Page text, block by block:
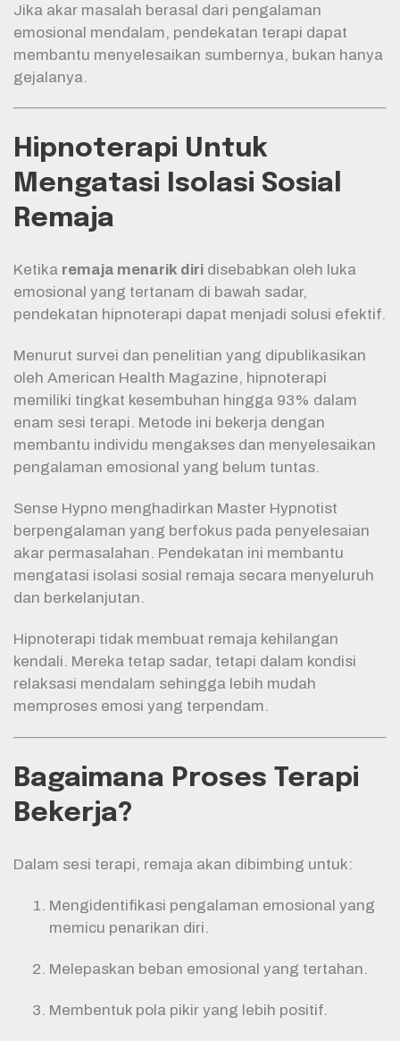
Jika akar masalah berasal dari pengalaman
emosional mendalam, pendekatan terapi dapat
membantu menyelesaikan sumbernya, bukan hanya
gejalanya.
Hipnoterapi Untuk
Mengatasi Isolasi Sosial
Remaja
Ketika remaja menarik diri disebabkan oleh luka
emosional yang tertanam di bawah sadar,
pendekatan hipnoterapi dapat menjadi solusi efektif.
Menurut survei dan penelitian yang dipublikasikan
oleh American Health Magazine, hipnoterapi
memiliki tingkat kesembuhan hingga 93% dalam
enam sesi terapi. Metode ini bekerja dengan
membantu individu mengakses dan menyelesaikan
pengalaman emosional yang belum tuntas.
Sense Hypno menghadirkan Master Hypnotist
berpengalaman yang berfokus pada penyelesaian
akar permasalahan. Pendekatan ini membantu
mengatasi isolasi sosial remaja secara menyeluruh
dan berkelanjutan.
Hipnoterapi tidak membuat remaja kehilangan
kendali. Mereka tetap sadar, tetapi dalam kondisi
relaksasi mendalam sehingga lebih mudah
memproses emosi yang terpendam.
Bagaimana Proses Terapi
Bekerja?
Dalam sesi terapi, remaja akan dibimbing untuk:
Mengidentifikasi pengalaman emosional yang
memicu penarikan diri.
Melepaskan beban emosional yang tertahan.
Membentuk pola pikir yang lebih positif.